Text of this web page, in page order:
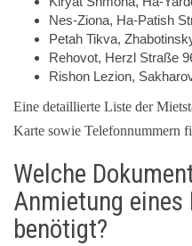
Nes-Ziona, Ha-Patish
Petah Tikva,
Rehovot, Herzl Straße
Rishon Lezion,
Eine detaillierte Liste der
Karte sowie Telefonnummern
Welche
Anmietung eines
benötigt?